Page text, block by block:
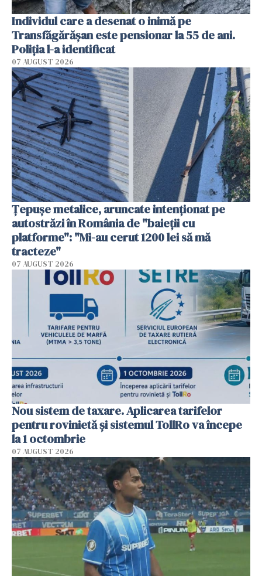
Individul care a desenat o inimă pe
Transfăgărășan este pensionar la 55 de ani.
Poliția l-a identificat
07 AUGUST 2026
Țepușe metalice, aruncate intenționat pe
autostrăzi în România de "baieții cu
platforme": "Mi-au cerut 1200 lei să mă
tracteze"
07 AUGUST 2026
Nou sistem de taxare. Aplicarea tarifelor
pentru rovinietă şi sistemul TollRo va începe
la 1 octombrie
07 AUGUST 2026